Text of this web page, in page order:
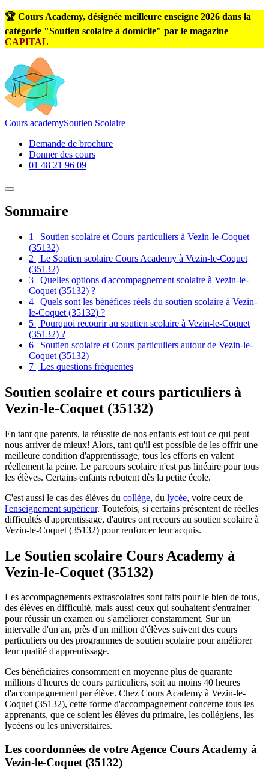
🏆 Cours Academy, désignée meilleure enseigne 2026 dans la
catégorie "Soutien scolaire à domicile" par le magazine
CAPITAL
Cours academySoutien Scolaire
Demande de brochure
Donner des cours
01 48 21 96 09
Sommaire
1 | Soutien scolaire et Cours particuliers à Vezin-le-Coquet
(35132)
2 | Le Soutien scolaire Cours Academy à Vezin-le-Coquet
(35132)
3 | Quelles options d'accompagnement scolaire à Vezin-le-
Coquet (35132) ?
4 | Quels sont les bénéfices réels du soutien scolaire à Vezin-
le-Coquet (35132) ?
5 | Pourquoi recourir au soutien scolaire à Vezin-le-Coquet
(35132) ?
6 | Soutien scolaire et Cours particuliers autour de Vezin-le-
Coquet (35132)
7 | Les questions fréquentes
Soutien scolaire et cours particuliers à
Vezin-le-Coquet (35132)
En tant que parents, la réussite de nos enfants est tout ce qui peut
nous arriver de mieux! Alors, tant qu'il est possible de les offrir une
meilleure condition d'apprentissage, tous les efforts en valent
réellement la peine. Le parcours scolaire n'est pas linéaire pour tous
les élèves. Certains enfants rebutent dès la petite école.
C'est aussi le cas des élèves du collège, du lycée, voire ceux de
l'enseignement supérieur. Toutefois, si certains présentent de réelles
difficultés d'apprentissage, d'autres ont recours au soutien scolaire à
Vezin-le-Coquet (35132) pour renforcer leur acquis.
Le Soutien scolaire Cours Academy à
Vezin-le-Coquet (35132)
Les accompagnements extrascolaires sont faits pour le bien de tous,
des élèves en difficulté, mais aussi ceux qui souhaitent s'entrainer
pour réussir un examen ou s'améliorer constamment. Sur un
intervalle d'un an, près d'un million d'élèves suivent des cours
particuliers ou des programmes de soutien scolaire pour améliorer
leur qualité d'apprentissage.
Ces bénéficiaires consomment en moyenne plus de quarante
millions d'heures de cours particuliers, soit au moins 40 heures
d'accompagnement par élève. Chez Cours Academy à Vezin-le-
Coquet (35132), cette forme d'accompagnement concerne tous les
apprenants, que ce soient les élèves du primaire, les collégiens, les
lycéens ou les universitaires.
Les coordonnées de votre Agence Cours Academy à
Vezin-le-Coquet (35132)